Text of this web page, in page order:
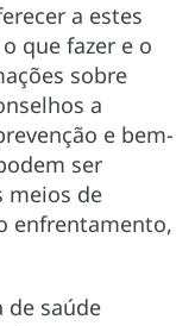
a estes
que fazer e o
sobre
a
e bem-
ser
meios de
enfrentamento,
de saúde